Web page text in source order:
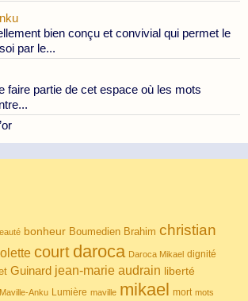
bien conçu et convivial qui permet le
par le...
faire partie de cet espace où les mots
bonheur Boumedien Brahim christian
court daroca Daroca Mikael dignité
Guinard jean-marie audrain liberté
Anku Lumière maville mikael mort mots